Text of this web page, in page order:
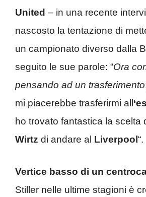
United – in una recente
nascosto la tentazione di
un campionato diverso dalla
seguito le sue parole: “Ora
pensando ad un trasferimento
mi piacerebbe trasferirmi all
ho trovato fantastica la scelta
Wirtz di andare al Liverpool“.
Vertice basso di un
Stiller nelle ultime stagioni è